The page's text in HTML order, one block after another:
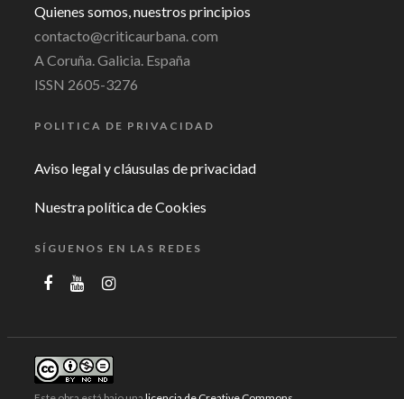
Quienes somos, nuestros principios
contacto@criticaurbana. com
A Coruña. Galicia. España
ISSN 2605-3276
POLITICA DE PRIVACIDAD
Aviso legal y cláusulas de privacidad
Nuestra política de Cookies
SÍGUENOS EN LAS REDES